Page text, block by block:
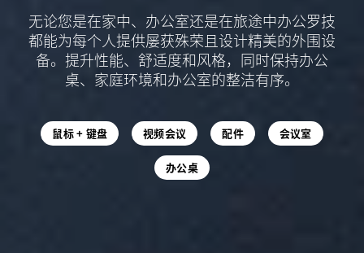
无论您是在家中、办公室还是在旅途中办公罗技
都能为每个人提供屡获殊荣且设计精美的外围设
备。提升性能、舒适度和风格，同时保持办公
桌、家庭环境和办公室的整洁有序。
鼠标 + 键盘 视频会议 配件 会议室
办公桌